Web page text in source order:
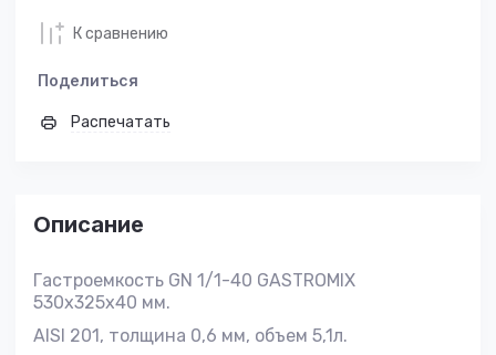
К сравнению
Поделиться
Распечатать
Описание
Гастроемкость GN 1/1-40 GASTROMIX
530х325х40 мм.
AISI 201, толщина 0,6 мм, объем 5,1л.